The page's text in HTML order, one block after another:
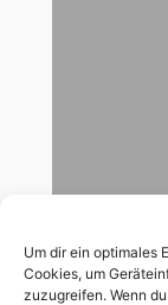
Um dir ein optimales
Cookies, um
zuzugreifen. Wenn